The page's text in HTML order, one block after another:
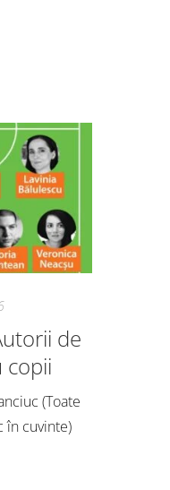
de
copii
(Toate
în cuvinte)